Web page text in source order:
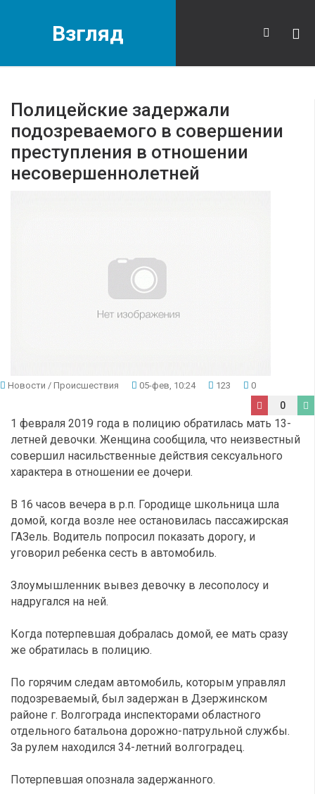
Взгляд
Полицейские задержали
подозреваемого в совершении
преступления в отношении
несовершеннолетней
Новости / Происшествия 05-фев, 10:24 123 0
0
1 февраля 2019 года в полицию обратилась мать 13-
летней девочки. Женщина сообщила, что неизвестный
совершил насильственные действия сексуального
характера в отношении ее дочери.
В 16 часов вечера в р.п. Городище школьница шла
домой, когда возле нее остановилась пассажирская
ГАЗель. Водитель попросил показать дорогу, и
уговорил ребенка сесть в автомобиль.
Злоумышленник вывез девочку в лесополосу и
надругался на ней.
Когда потерпевшая добралась домой, ее мать сразу
же обратилась в полицию.
По горячим следам автомобиль, которым управлял
подозреваемый, был задержан в Дзержинском
районе г. Волгограда инспекторами областного
отдельного батальона дорожно-патрульной службы.
За рулем находился 34-летний волгоградец.
Потерпевшая опознала задержанного.